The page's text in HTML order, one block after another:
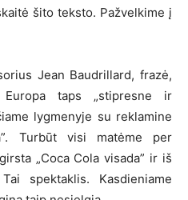
šito teksto. Pažvelkime į
Jean Baudrillard, frazė,
taps „stipresne ir
lygmenyje su reklamine
Turbūt visi matėme per
„Coca Cola visada” ir iš
spektaklis. Kasdieniame